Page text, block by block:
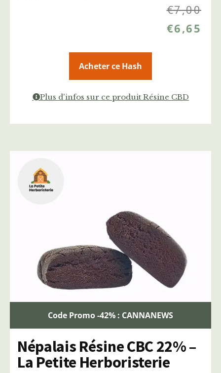
€7,00
€6,65
Acheter ce Hash
Plus d'infos sur ce produit Résine CBD
Code Promo -42% : CANNANEWS
Népalais Résine CBC 22% –
La Petite Herboristerie